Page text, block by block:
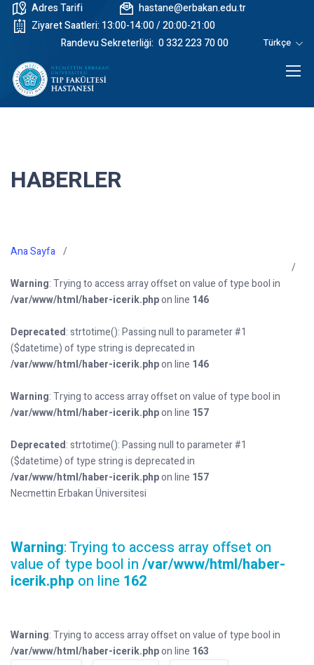
Adres Tarifi
hastane@erbakan.edu.tr
Ziyaret Saatleri: 13:00-14:00 / 20:00-21:00
Randevu Sekreterliği: 0 332 223 70 00 Türkçe
HABERLER
Ana Sayfa
Warning: Trying to access array offset on value of type bool in
/var/www/html/haber-icerik.phpon line 146
Deprecated: strtotime(): Passing null to parameter #1
($datetime) of type string is deprecated in
/var/www/html/haber-icerik.phpon line 146
Warning: Trying to access array offset on value of type bool in
/var/www/html/haber-icerik.phpon line 157
Deprecated: strtotime(): Passing null to parameter #1
($datetime) of type string is deprecated in
/var/www/html/haber-icerik.phpon line 157
Necmettin Erbakan Üniversitesi
Warning: Trying to access array offset on
value of type bool in /var/www/html/haber-
icerik.php on line 162
Warning: Trying to access array offset on value of type bool in
/var/www/html/haber-icerik.phpon line 163